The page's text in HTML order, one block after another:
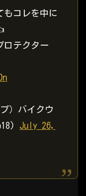
もコレを中に
ロテクター
）バイクウ
July 26,